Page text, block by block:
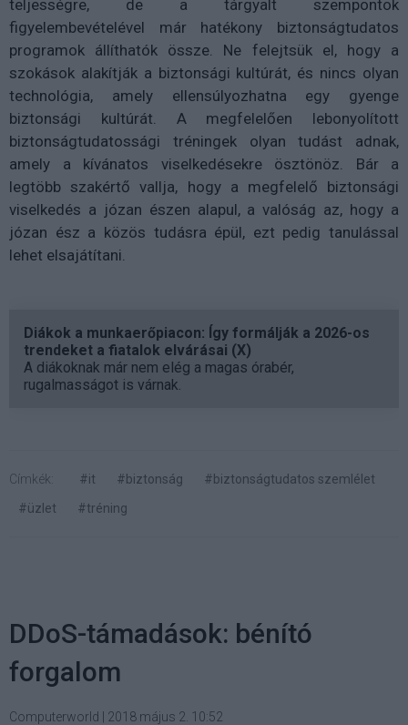
teljességre, de a tárgyalt szempontok
figyelembevételével már hatékony biztonságtudatos
programok állíthatók össze. Ne felejtsük el, hogy a
szokások alakítják a biztonsági kultúrát, és nincs olyan
technológia, amely ellensúlyozhatna egy gyenge
biztonsági kultúrát. A megfelelően lebonyolított
biztonságtudatossági tréningek olyan tudást adnak,
amely a kívánatos viselkedésekre ösztönöz. Bár a
legtöbb szakértő vallja, hogy a megfelelő biztonsági
viselkedés a józan észen alapul, a valóság az, hogy a
józan ész a közös tudásra épül, ezt pedig tanulással
lehet elsajátítani.
Diákok a munkaerőpiacon: Így formálják a 2026-os
trendeket a fiatalok elvárásai (X)
A diákoknak már nem elég a magas órabér,
rugalmasságot is várnak.
Címkék: #it #biztonság
#biztonságtudatos szemlélet
#üzlet
#tréning
DDoS-támadások: bénító
forgalom
Computerworld 2018 május 2. 10:52